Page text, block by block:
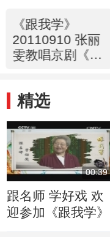
《跟我学》
20110910 张丽
雯教唱京剧《玉
精选
00:39
跟名师 学好戏 欢
迎参加《跟我学》